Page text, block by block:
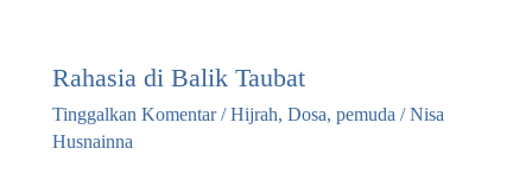
Rahasia di Balik Taubat
Tinggalkan Komentar /Hijrah, Dosa, pemuda /Nisa
Husnainna